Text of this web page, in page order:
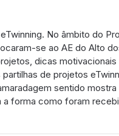
No âmbito do
se ao AE do Alto
dicas
de projetos
sentido
forma como foram